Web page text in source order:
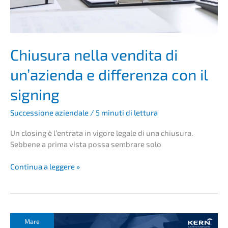
Chiusu­ra nella vendita di
un’azi­en­da e diffe­ren­za con il
signing
Succes­sio­ne aziend­a­le / 5 minuti di lettura
Un closing è l’entra­ta in vigore legale di una chiusu­ra.
Sebbe­ne a prima vista possa sembra­re solo
Chiusu­
un’azi­
Conti­nua a leggere »
Mare